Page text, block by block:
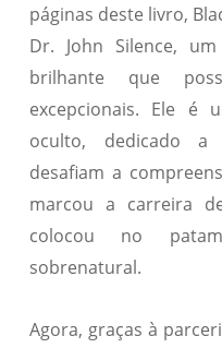
páginas deste livro,
Dr. John Silence,
brilhante que
excepcionais. Ele é
oculto, dedicado a
desafiam a
marcou a carreira
colocou no
sobrenatural.
Agora, graças à